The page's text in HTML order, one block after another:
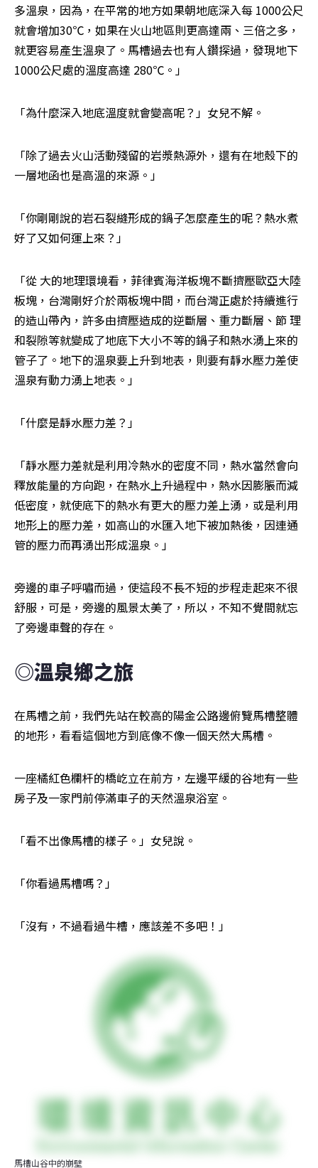
多溫泉，因為，在平常的地方如果朝地底深入每 1000公尺
就會增加30℃，如果在火山地區則更高達兩、三倍之多，
就更容易產生溫泉了。馬槽過去也有人鑽探過，發現地下
1000公尺處的溫度高達 280℃。」
「為什麼深入地底溫度就會變高呢？」女兒不解。
「除了過去火山活動殘留的岩漿熱源外，還有在地殼下的
一層地函也是高溫的來源。」
「你剛剛說的岩石裂縫形成的鍋子怎麼產生的呢？熱水煮
好了又如何運上來？」
「從 大的地理環境看，菲律賓海洋板塊不斷擠壓歐亞大陸
板塊，台灣剛好介於兩板塊中間，而台灣正處於持續進行
的造山帶內，許多由擠壓造成的逆斷層、重力斷層、節 理
和裂隙等就變成了地底下大小不等的鍋子和熱水湧上來的
管子了。地下的溫泉要上升到地表，則要有靜水壓力差使
溫泉有動力湧上地表。」
「什麼是靜水壓力差？」
「靜水壓力差就是利用冷熱水的密度不同，熱水當然會向
釋放能量的方向跑，在熱水上升過程中，熱水因膨脹而減
低密度，就使底下的熱水有更大的壓力差上湧，或是利用
地形上的壓力差，如高山的水匯入地下被加熱後，因連通
管的壓力而再湧出形成溫泉。」
旁邊的車子呼嘯而過，使這段不長不短的步程走起來不很
舒服，可是，旁邊的風景太美了，所以，不知不覺間就忘
了旁邊車聲的存在。
◎溫泉鄉之旅
在馬槽之前，我們先站在較高的陽金公路邊俯覽馬槽整體
的地形，看看這個地方到底像不像一個天然大馬槽。
一座橘紅色欄杆的橋屹立在前方，左邊平緩的谷地有一些
房子及一家門前停滿車子的天然溫泉浴室。
「看不出像馬槽的樣子。」女兒說。
「你看過馬槽嗎？」
「沒有，不過看過牛槽，應該差不多吧！」
馬槽山谷中的崩壁